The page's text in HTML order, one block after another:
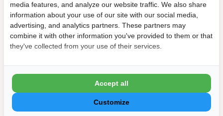
Merk: Orion
Kleur
Kleur: Antraciet
Kleurcode: RAL 7015
Stel jouw bundeldeal samen:
media features, and analyze our website traffic. We also share
information about your use of our site with our social media,
advertising, and analytics partners. These partners may
combine it with other information you've provided to them or that
they've collected from your use of their services.
Customize
Accept all